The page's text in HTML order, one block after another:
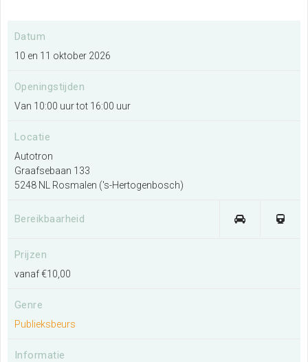
Bereikbaarheid
Ik wil een evenement organiseren
Datum
10 en 11 oktober 2026
Openingstijden
Van 10:00 uur tot 16:00 uur
Locatie
Autotron
Graafsebaan 133
5248 NL Rosmalen ('s-Hertogenbosch)
Bereikbaarheid
Prijzen
vanaf €10,00
Genre
Publieksbeurs
Informatie